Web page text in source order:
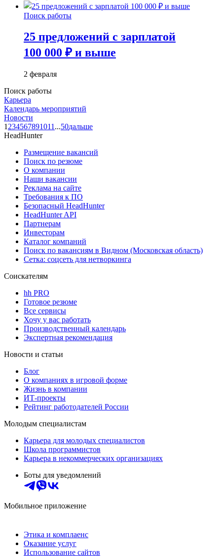
Поиск работы
25 предложений с зарплатой
100 000 ₽ и выше
2 февраля
Поиск работы
Карьера
Календарь мероприятий
Новости
1 234567891011 ...50дальше
HeadHunter
Размещение вакансий
Поиск по резюме
О компании
Наши вакансии
Реклама на сайте
Требования к ПО
Безопасный HeadHunter
HeadHunter API
Партнерам
Инвесторам
Каталог компаний
Поиск по вакансиям в Видном (Московская область)
Сетка: соцсеть для нетворкинга
Соискателям
hh PRO
Готовое резюме
Все сервисы
Хочу у вас работать
Производственный календарь
Экспертная рекомендация
Новости и статьи
Блог
О компаниях в игровой форме
Жизнь в компании
ИТ-проекты
Рейтинг работодателей России
Молодым специалистам
Карьера для молодых специалистов
Школа программистов
Карьера в некоммерческих организациях
Боты для уведомлений
Мобильное приложение
Этика и комплаенс
Оказание услуг
Использование сайтов